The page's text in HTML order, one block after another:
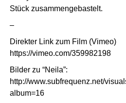
Stück zusammengebastelt.
–
Direkter Link zum Film (Vimeo)
https://vimeo.com/359982198
Bilder zu “Neila”:
http://www.subfrequenz.net/
album=16